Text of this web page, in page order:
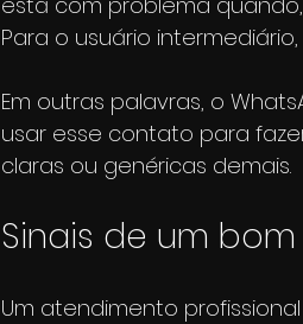
Para o usuário
Em outras palavras, o
usar esse contato para
claras ou genéricas demais.
Sinais de um
Um atendimento